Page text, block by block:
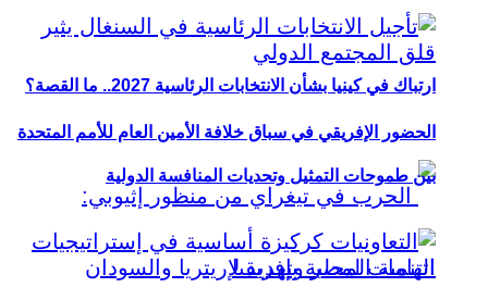
ارتباك في كينيا بشأن الانتخابات الرئاسية 2027.. ما القصة؟
الحضور الإفريقي في سباق خلافة الأمين العام للأمم المتحدة
بين طموحات التمثيل وتحديات المنافسة الدولية